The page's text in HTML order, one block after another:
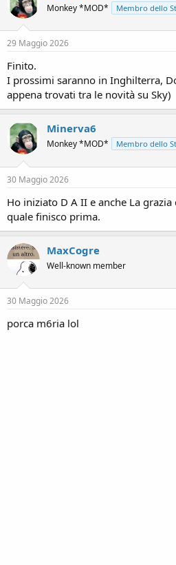
Monkey *MOD* Membro dello
29 Maggio 2026
Finito.
I prossimi saranno in Inghilterra,
appena trovati tra le novità su Sky)
Minerva6
Monkey *MOD* Membro dello
30 Maggio 2026
Ho iniziato D A II e anche La
quale finisco prima.
MaxCogre
Well-known member
30 Maggio 2026
porca m6ria lol